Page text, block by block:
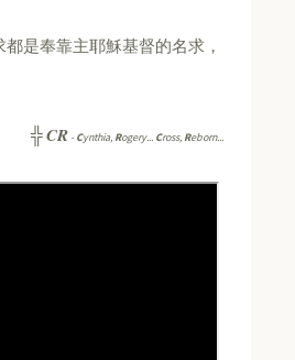
是奉靠主耶穌基督的名求，
╬CR -Cynthia, Rogery... Cross, Reborn...